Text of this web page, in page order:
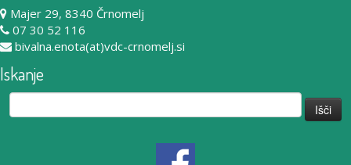
Majer 29, 8340 Črnomelj
07 30 52 116
bivalna.enota(at)vdc-crnomelj.si
Iskanje
Išči: